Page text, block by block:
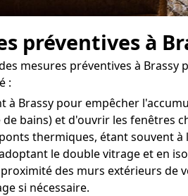
préventives à
mesures préventives à
:
Brassy pour empêcher
bains) et d'ouvrir les fenêtres
thermiques, étant souvent
le double vitrage et en
des murs extérieurs de
si nécessaire.